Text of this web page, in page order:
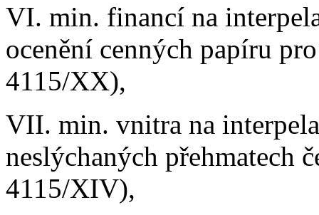
VI. min. financí na
ocenění cenných papíru
4115/XX),
VII. min. vnitra na
neslýchaných přehmatech
4115/XIV),